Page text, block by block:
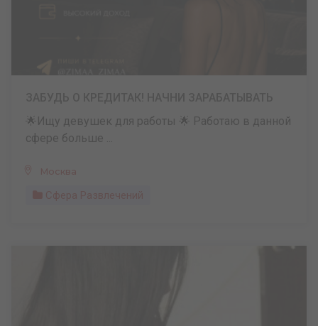
🌟Ищу девушек для работы 🌟 Работаю в данной
сфере больше ...
Москва
Сфера Развлечений